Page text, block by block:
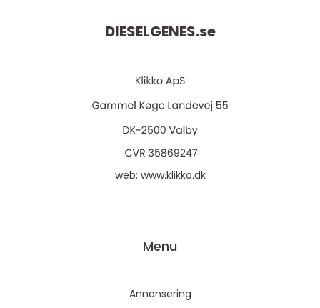
DIESELGENES.se
web: www.klikko.dk
Menu
Annonsering